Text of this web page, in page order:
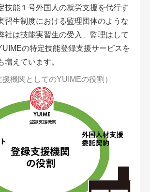
技能１号外国人の就労支援を代行す
習生制度における監理団体のような
は技能実習生の受入、監理はして
の特定技能登録支援サービスを
増えています。
援機関としてのYUIMEの役割）